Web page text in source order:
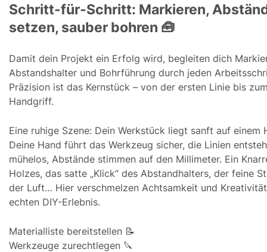
Schritt-für-Schritt: Markieren,
setzen, sauber bohren 🧰
Damit dein Projekt ein Erfolg wird, begleiten dich
Abstandshalter und Bohrführung durch jeden
Präzision ist das Kernstück – von der ersten Linie bis
Handgriff.
Eine ruhige Szene: Dein Werkstück liegt sanft auf einem
Deine Hand führt das Werkzeug sicher, die Linien
mühelos, Abstände stimmen auf den Millimeter. Ein
Holzes, das satte „Klick“ des Abstandhalters, der feine
der Luft… Hier verschmelzen Achtsamkeit und
echten DIY-Erlebnis.
Materialliste bereitstellen 📝
Werkzeuge zurechtlegen 🔪